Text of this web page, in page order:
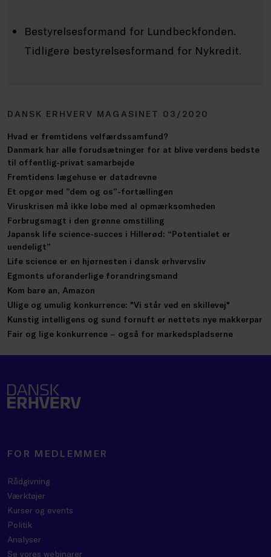
Bestyrelsesformand for Lundbeckfonden.
Tidligere bestyrelsesformand for Nykredit.
DANSK ERHVERV MAGASINET 03/2020
Hvad er fremtidens velfærdssamfund?
Danmark har alle forudsætninger for at blive verdens bedste
til offentlig-privat samarbejde
Fremtidens lægehuse er datadrevne
Et opgør med ”dem og os”-fortællingen
Viruskrisen må ikke løbe med al opmærksomheden
Forbrugsmagt i den grønne omstilling
Japansk life science-succes i Hillerød: “Potentialet er
uendeligt”
Life science er en hjørnesten i dansk erhvervsliv
Egmonts uforanderlige forandringsmand
Kom bare an, Amazon
Ulige og umulig konkurrence: "Vi står ved en skillevej"
Kunstig intelligens og sund fornuft er nettets nye makkerpar
Fair og lige konkurrence – også for markedspladserne
FOR MEDLEMMER
Rådgivning
Værktøjer
Kurser og events
Politik
Analyser
Se vores webinarer